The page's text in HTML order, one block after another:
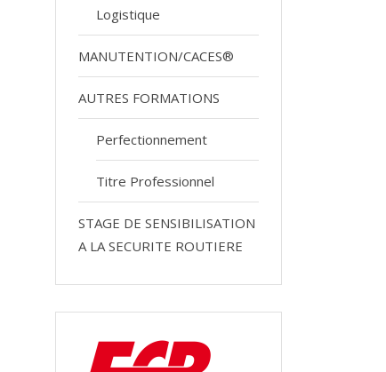
Logistique
MANUTENTION/CACES®
AUTRES FORMATIONS
Perfectionnement
Titre Professionnel
STAGE DE SENSIBILISATION
A LA SECURITE ROUTIERE